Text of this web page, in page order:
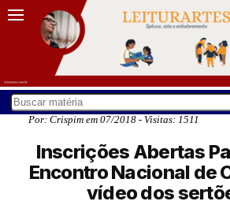
Por: Crispim em 07/2018 - Visitas: 1511
Inscrições Abertas
Encontro Nacional de
vídeo dos